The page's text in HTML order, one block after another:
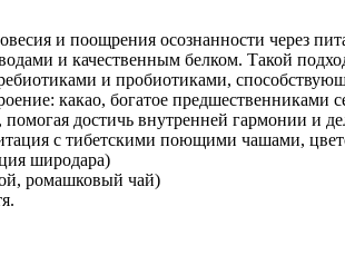
и поощрения осознанности через
и качественным белком. Такой
и пробиотиками,
какао, богатое
достичь внутренней гармонии
с тибетскими поющими чашами,
широдара)
ромашковый чай)